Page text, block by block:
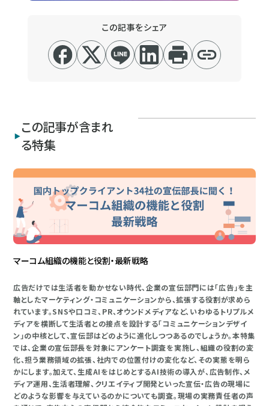
この記事をシェア
この記事が含まれ
る特集
マーコム組織の機能と役割・最新戦略
広告だけでは生活者を動かせない時代、企業の宣伝部門には「広告」を主
軸としたマーケティング・コミュニケーションから、拡張する役割が求めら
れています。SNSや口コミ、PR、オウンドメディアなど、いわゆるトリプルメ
ディアを横断して生活者との接点を設計する「コミュニケーションデザイ
ン」の中核として、宣伝部はどのように進化しつつあるのでしょうか。本特集
では、企業の宣伝部長を対象にアンケート調査を実施し、組織の役割の変
化、担う業務領域の拡張、社内での位置付けの変化など、その実態を明ら
かにします。加えて、生成AIをはじめとするAI技術の導入が、広告制作、メ
ディア運用、生活者理解、クリエイティブ開発といった宣伝・広告の現場に
どのような影響を与えているのかについても調査。現場の実務責任者の声